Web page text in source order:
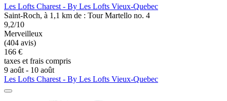
Les Lofts Charest - By Les Lofts Vieux-Quebec
Saint-Roch, à 1,1 km de : Tour Martello no. 4
9,2/10
Merveilleux
(404 avis)
166 €
taxes et frais compris
9 août - 10 août
Les Lofts Charest - By Les Lofts Vieux-Quebec